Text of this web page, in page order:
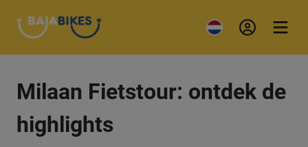
Milaan Fietstour: ontdek de
highlights